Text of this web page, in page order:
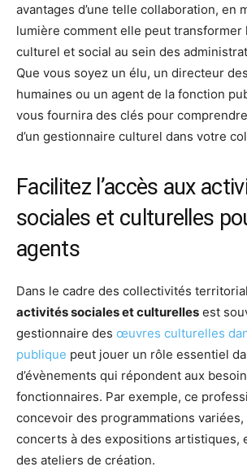
avantages d’une telle collaboration, en
lumière comment elle peut transformer
culturel et social au sein des
Que vous soyez un élu, un directeur
humaines ou un agent de la fonction
vous fournira des clés pour
d’un gestionnaire culturel dans votre
Facilitez l’accès aux
sociales et culturelles
agents
Dans le cadre des collectivités
activités sociales et culturelles est
gestionnaire des œuvres culturelles
publique peut jouer un rôle essentiel
d’évènements qui répondent aux
fonctionnaires. Par exemple, ce
concevoir des programmations variées,
concerts à des expositions artistiques,
des ateliers de création.